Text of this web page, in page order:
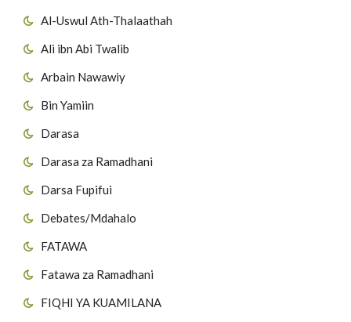
Al-Uswul Ath-Thalaathah
Ali ibn Abi Twalib
Arbain Nawawiy
Bin Yamiin
Darasa
Darasa za Ramadhani
Darsa Fupifui
Debates/Mdahalo
FATAWA
Fatawa za Ramadhani
FIQHI YA KUAMILANA